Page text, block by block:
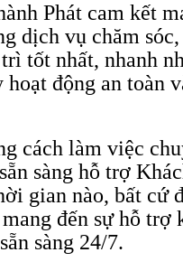
Phát cam kết
dịch vụ chăm
tốt nhất, nhanh
hoạt động an toàn
cách làm việc
sàng hỗ trợ
gian nào, bất cứ
đến sự hỗ trợ
sàng 24/7.